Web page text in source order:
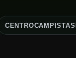
CENTROCAMPISTAS